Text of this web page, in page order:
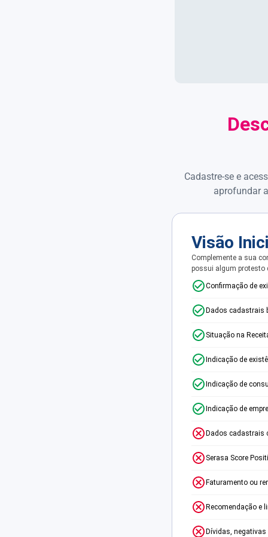
Cadastre-se e
aprofundar
Visão
Complemente a sua
possui algum protesto
Confirmação de
Dados cadastrais
Situação na
Indicação de
Indicação de
Indicação de
Dados cadastrais
Serasa Score
Faturamento ou
Recomendação e
Dívidas, negativas